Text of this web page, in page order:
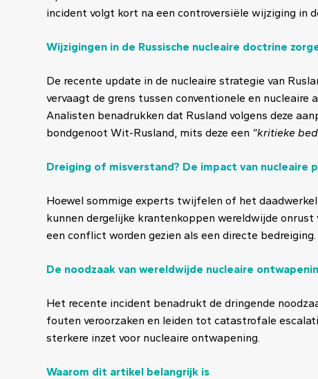
incident volgt kort na een controversiële wijziging in
Wijzigingen in de Russische nucleaire doctrine
De recente update in de nucleaire strategie van
vervaagt de grens tussen conventionele en
Analisten benadrukken dat Rusland volgens deze
bondgenoot Wit-Rusland, mits deze een "kritieke
Dreiging of misverstand? De impact van nucleaire
Hoewel sommige experts twijfelen of het
kunnen dergelijke krantenkoppen wereldwijde
een conflict worden gezien als een directe
De noodzaak van wereldwijde nucleaire
Het recente incident benadrukt de dringende
fouten veroorzaken en leiden tot catastrofale
sterkere inzet voor nucleaire ontwapening.
Waarom dit artikel belangrijk is